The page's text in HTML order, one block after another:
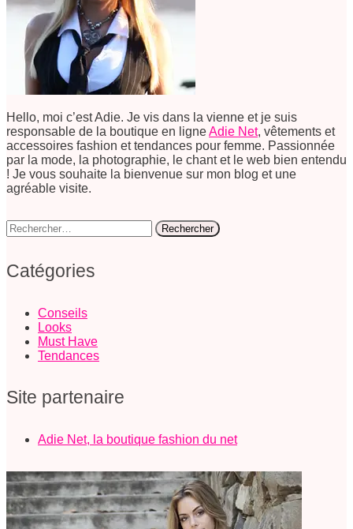
Hello, moi c’est Adie. Je vis dans la vienne et je suis
responsable de la boutique en ligneAdie Net, vêtements et
accessoires fashion et tendances pour femme. Passionnée
par la mode, la photographie, le chant et le web bien entendu
! Je vous souhaite la bienvenue sur mon blog et une
agréable visite.
Rechercher :
Catégories
Conseils
Looks
Must Have
Tendances
Site partenaire
Adie Net, la boutique fashion du net